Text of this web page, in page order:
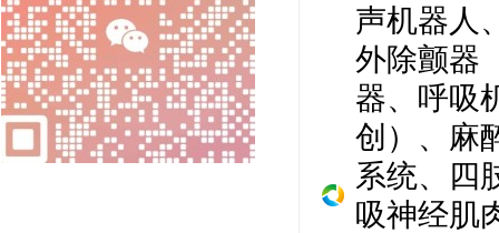
声机器人
外除颤器
器、呼吸
创）、麻
系统、四
吸神经肌